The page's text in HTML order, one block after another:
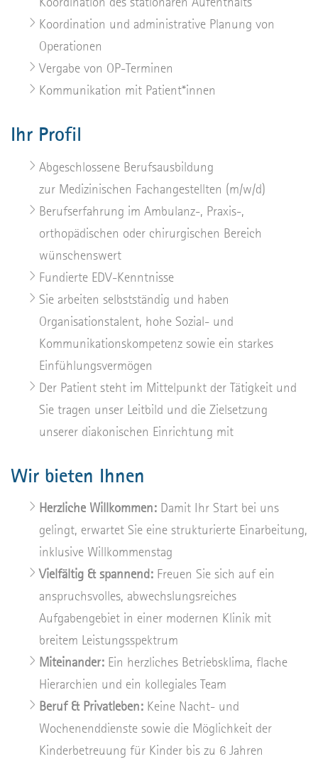
Koordination und administrative Planung von
Operationen
Vergabe von OP-Terminen
Kommunikation mit Patient*innen
Ihr Profil
Abgeschlossene Berufsausbildung
zur Medizinischen Fachangestellten (m/w/d)
Berufserfahrung im Ambulanz-, Praxis-,
orthopädischen oder chirurgischen Bereich
wünschenswert
Fundierte EDV-Kenntnisse
Sie arbeiten selbstständig und haben
Organisationstalent, hohe Sozial- und
Kommunikationskompetenz sowie ein starkes
Einfühlungsvermögen
Der Patient steht im Mittelpunkt der Tätigkeit und
Sie tragen unser Leitbild und die Zielsetzung
unserer diakonischen Einrichtung mit
Wir bieten Ihnen
Herzliche Willkommen: Damit Ihr Start bei uns
gelingt, erwartet Sie eine strukturierte Einarbeitung,
inklusive Willkommenstag
Vielfältig & spannend: Freuen Sie sich auf ein
anspruchsvolles, abwechslungsreiches
Aufgabengebiet in einer modernen Klinik mit
breitem Leistungsspektrum
Miteinander: Ein herzliches Betriebsklima, flache
Hierarchien und ein kollegiales Team
Beruf & Privatleben: Keine Nacht- und
Wochenenddienste sowie die Möglichkeit der
Kinderbetreuung für Kinder bis zu 6 Jahren